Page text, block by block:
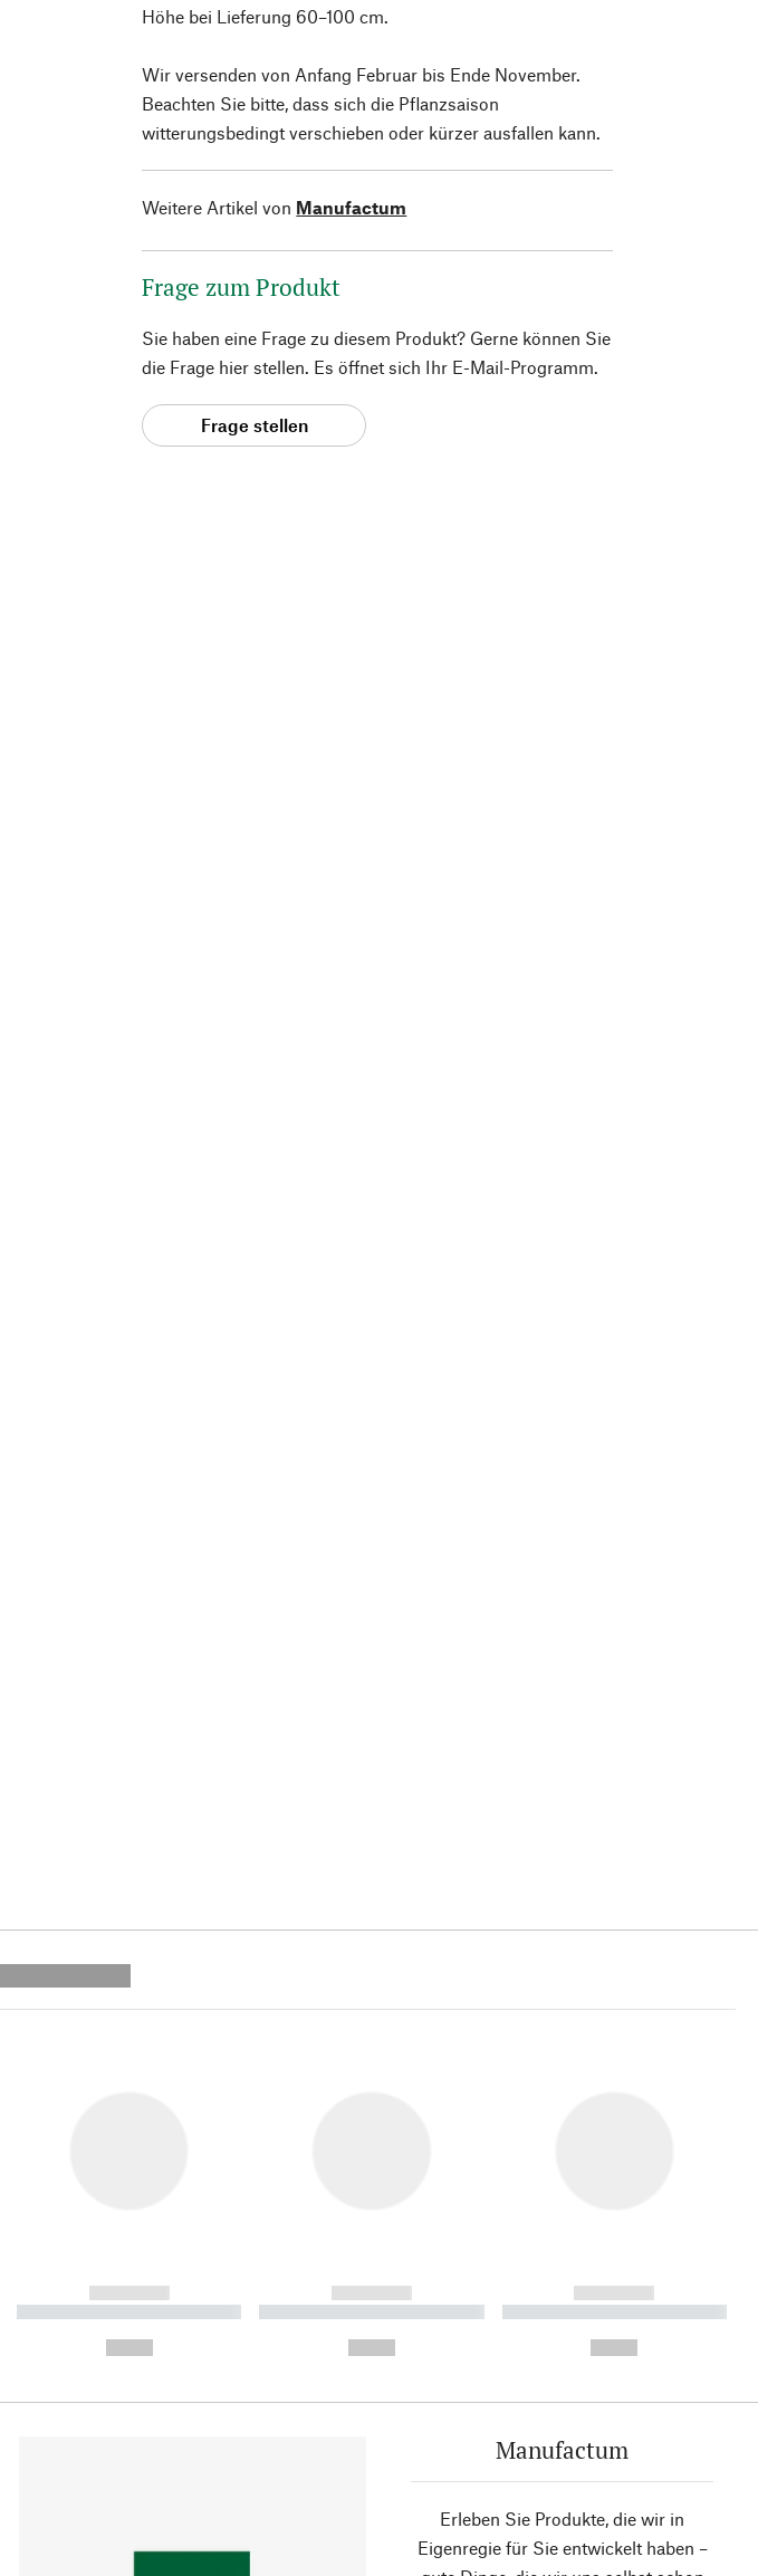
Höhe bei Lieferung 60–100 cm.
Wir versenden von Anfang Februar bis Ende November.
Beachten Sie bitte, dass sich die Pflanzsaison
witterungsbedingt verschieben oder kürzer ausfallen kann.
Weitere Artikel von Manufactum
Frage zum Produkt
Sie haben eine Frage zu diesem Produkt? Gerne können Sie
die Frage hier stellen. Es öffnet sich Ihr E-Mail-Programm.
Frage stellen
------------
----------- ----------- ----------
------------
----------- ----------- ----------
------------
----------- ----------- ----------
Manufactum
Erleben Sie Produkte, die wir in
Eigenregie für Sie entwickelt haben –